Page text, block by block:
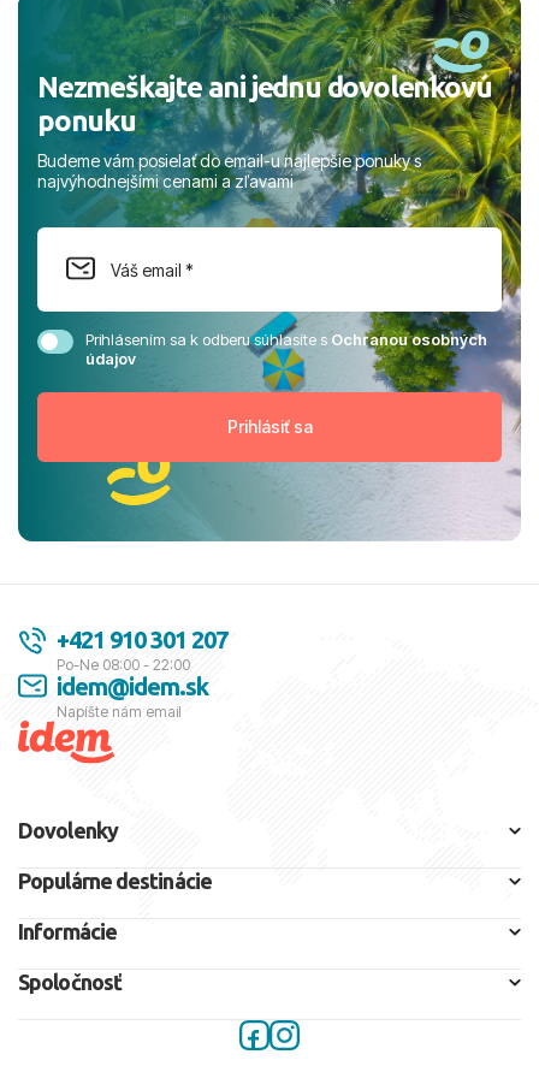
Nezmeškajte ani jednu dovolenkovú
ponuku
Budeme vám posielať do email-u najlepšie ponuky s
najvýhodnejšími cenami a zľavami
Prihlásením sa k odberu súhlasíte sOchranou osobných
údajov
+421 910 301 207
Po-Ne 08:00 - 22:00
idem@idem.sk
Napíšte nám email
Dovolenky
Populárne destinácie
Informácie
Spoločnosť